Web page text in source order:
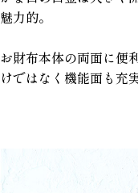
魅力的。
お財布本体の両面に便
けではなく機能面も充